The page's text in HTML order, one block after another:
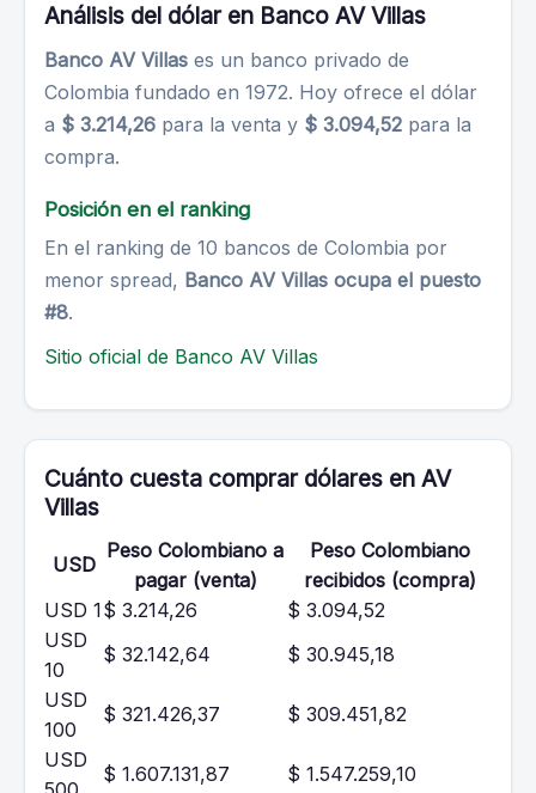
Análisis del dólar en Banco AV Villas
Banco AV Villas es un banco privado de
Colombia fundado en 1972. Hoy ofrece el dólar
a $ 3.214,26 para la venta y $ 3.094,52 para la
compra.
Posición en el ranking
En el ranking de 10 bancos de Colombia por
menor spread, Banco AV Villas ocupa el puesto
#8.
Sitio oficial de Banco AV Villas
Cuánto cuesta comprar dólares en AV
Villas
USD
Peso Colombiano a
pagar (venta)
Peso Colombiano
recibidos (compra)
USD 1$ 3.214,26
$ 3.094,52
USD
10
$ 32.142,64
$ 30.945,18
USD
100
$ 321.426,37
$ 309.451,82
USD
$ 1.607.131,87
$ 1.547.259,10